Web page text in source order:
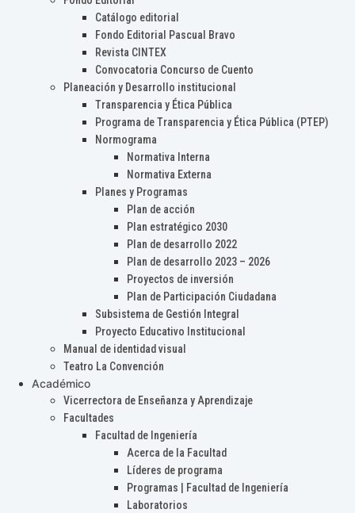
Catálogo editorial
Fondo Editorial Pascual Bravo
Revista CINTEX
Convocatoria Concurso de Cuento
Planeación y Desarrollo institucional
Transparencia y Ética Pública
Programa de Transparencia y Ética Pública (PTEP)
Normograma
Normativa Interna
Normativa Externa
Planes y Programas
Plan de acción
Plan estratégico 2030
Plan de desarrollo 2022
Plan de desarrollo 2023 – 2026
Proyectos de inversión
Plan de Participación Ciudadana
Subsistema de Gestión Integral
Proyecto Educativo Institucional
Manual de identidad visual
Teatro La Convención
Académico
Vicerrectora de Enseñanza y Aprendizaje
Facultades
Facultad de Ingeniería
Acerca de la Facultad
Líderes de programa
Programas | Facultad de Ingeniería
Laboratorios